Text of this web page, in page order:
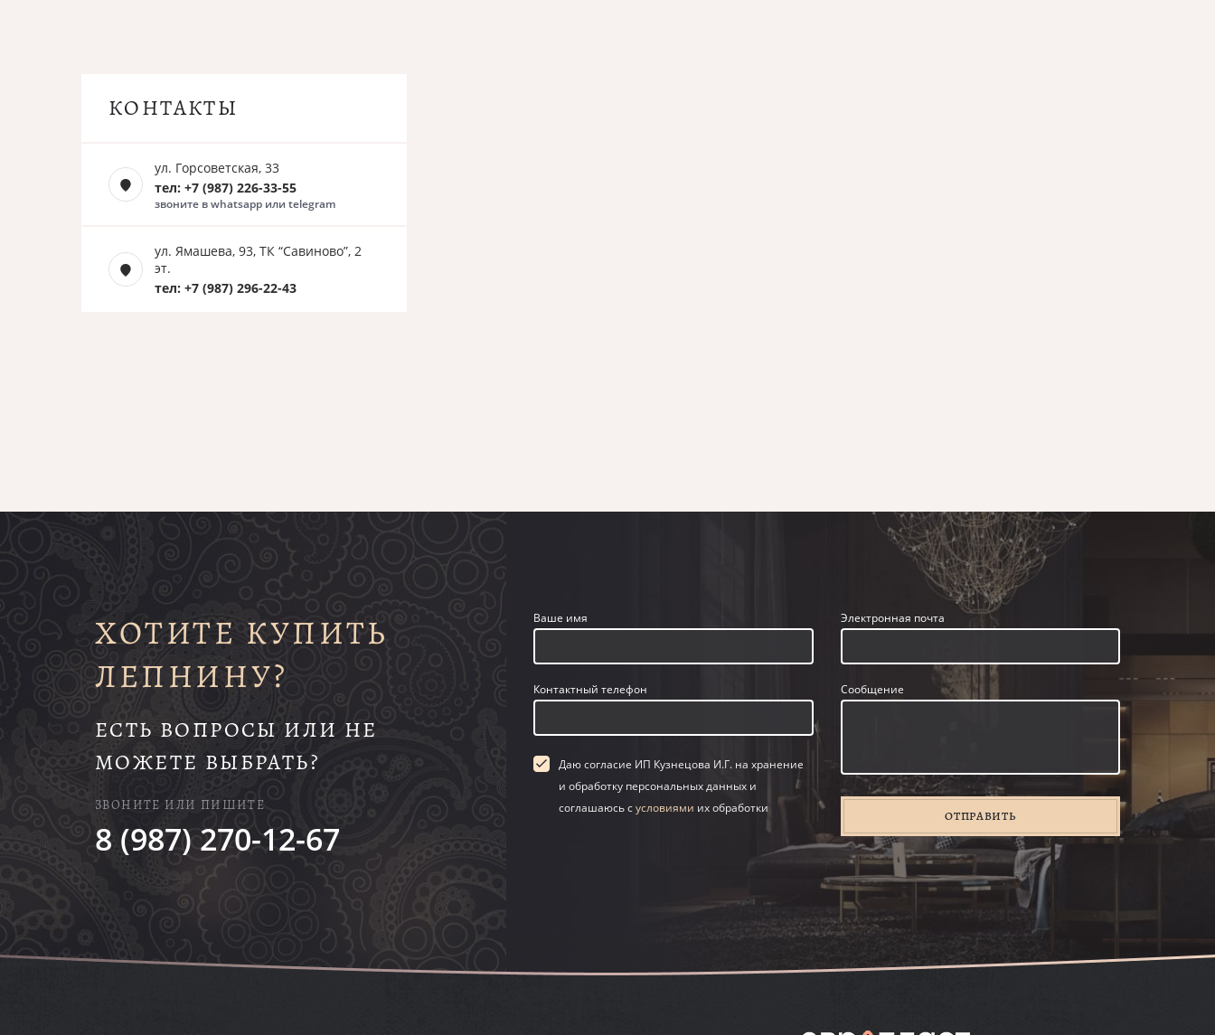
КОНТАКТЫ
ул. Горсоветская, 33
тел: +7 (987) 226-33-55
звоните в whatsapp или telegram
ул. Ямашева, 93, ТК “Савиново”, 2
эт.
тел: +7 (987) 296-22-43
ХОТИТЕ КУПИТЬ
ЛЕПНИНУ?
ЕСТЬ ВОПРОСЫ ИЛИ НЕ
МОЖЕТЕ ВЫБРАТЬ?
ЗВОНИТЕ ИЛИ ПИШИТЕ
8 (987) 270-12-67
Ваше имя
Контактный телефон
Даю согласие ИП Кузнецова И.Г. на хранение
и обработку персональных данных и
соглашаюсь сусловиями их обработки
Электронная почта
Сообщение
ОТПРАВИТЬ